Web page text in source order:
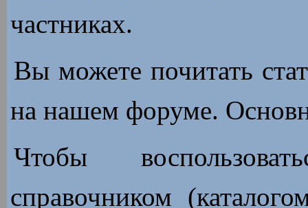
частниках.
Вы можете почитать
на нашем форуме.
Чтобы
справочником